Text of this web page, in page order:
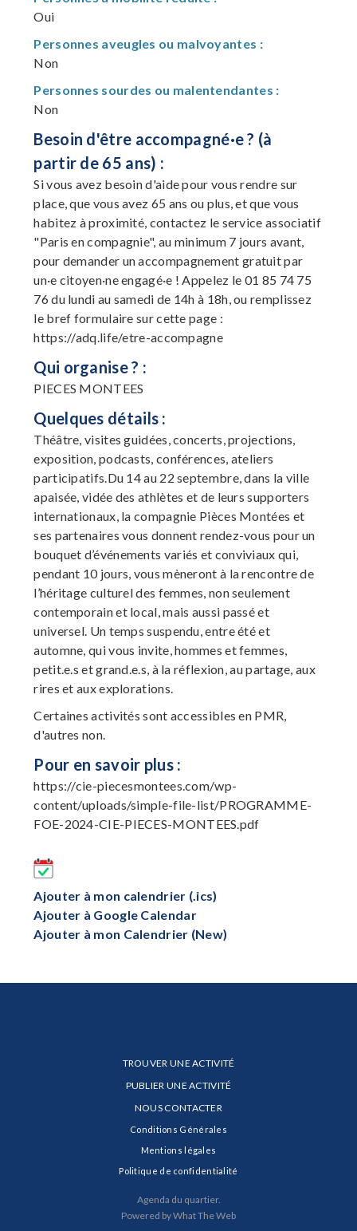
Oui
Personnes aveugles ou malvoyantes :
Non
Personnes sourdes ou malentendantes :
Non
Besoin d'être accompagné·e ? (à
partir de 65 ans) :
Si vous avez besoin d'aide pour vous rendre sur
place, que vous avez 65 ans ou plus, et que vous
habitez à proximité, contactez le service associatif
"Paris en compagnie", au minimum 7 jours avant,
pour demander un accompagnement gratuit par
un·e citoyen·ne engagé·e ! Appelez le 01 85 74 75
76 du lundi au samedi de 14h à 18h, ou remplissez
le bref formulaire sur cette page :
https://adq.life/etre-accompagne
Qui organise ? :
PIECES MONTEES
Quelques détails :
Théâtre, visites guidées, concerts, projections,
exposition, podcasts, conférences, ateliers
participatifs.Du 14 au 22 septembre, dans la ville
apaisée, vidée des athlètes et de leurs supporters
internationaux, la compagnie Pièces Montées et
ses partenaires vous donnent rendez-vous pour un
bouquet d’événements variés et conviviaux qui,
pendant 10 jours, vous mèneront à la rencontre de
l’héritage culturel des femmes, non seulement
contemporain et local, mais aussi passé et
universel. Un temps suspendu, entre été et
automne, qui vous invite, hommes et femmes,
petit.e.s et grand.e.s, à la réflexion, au partage, aux
rires et aux explorations.
Certaines activités sont accessibles en PMR,
d'autres non.
Pour en savoir plus :
https://cie-piecesmontees.com/wp-
content/uploads/simple-file-list/PROGRAMME-
FOE-2024-CIE-PIECES-MONTEES.pdf
Ajouter à mon calendrier (.ics)
Ajouter à Google Calendar
Ajouter à mon Calendrier (New)
TROUVER UNE ACTIVITÉ
PUBLIER UNE ACTIVITÉ
NOUS CONTACTER
Conditions Générales
Mentions légales
Politique de confidentialité
Agenda du quartier.
Powered by What The Web